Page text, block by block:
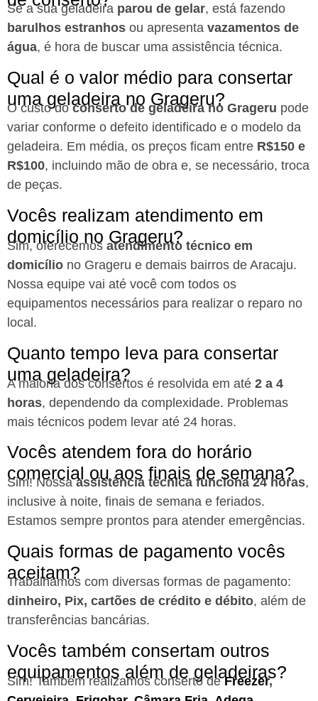
Se a sua geladeira parou de gelar, está fazendo
barulhos estranhos ou apresenta vazamentos de
água, é hora de buscar uma assistência técnica.
Qual é o valor médio para consertar
uma geladeira no Grageru?
O custo doconserto de geladeira no Grageru pode
variar conforme o defeito identificado e o modelo da
geladeira. Em média, os preços ficam entre R$150 e
R$100, incluindo mão de obra e, se necessário, troca
de peças.
Vocês realizam atendimento em
domicílio no Grageru?
Sim, oferecemos atendimento técnico em
domicílio no Grageru e demais bairros de Aracaju.
Nossa equipe vai até você com todos os
equipamentos necessários para realizar o reparo no
local.
Quanto tempo leva para consertar
uma geladeira?
A maioria dos consertos é resolvida em até 2 a 4
horas, dependendo da complexidade. Problemas
mais técnicos podem levar até 24 horas.
Vocês atendem fora do horário
comercial ou aos finais de semana?
Sim! Nossaassistência técnica funciona 24 horas,
inclusive à noite, finais de semana e feriados.
Estamos sempre prontos para atender emergências.
Quais formas de pagamento vocês
aceitam?
Trabalhamos com diversas formas de pagamento:
dinheiro, Pix, cartões de crédito e débito, além de
transferências bancárias.
Vocês também consertam outros
equipamentos além de geladeiras?
Sim! Também realizamos conserto deFreezer,